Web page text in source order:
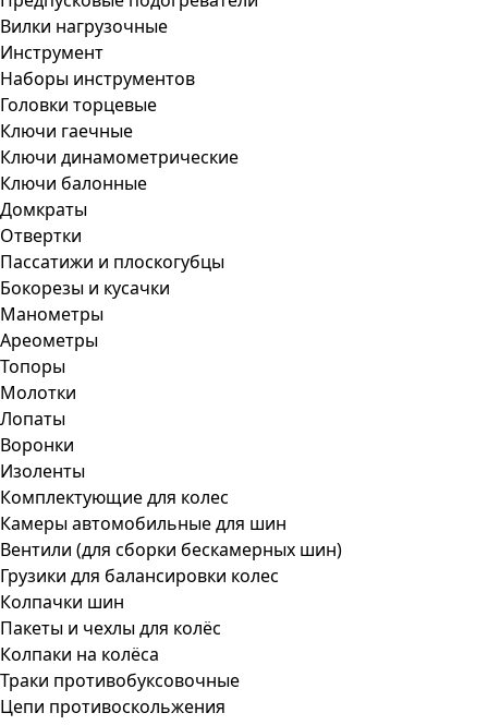
Вилки нагрузочные
Инструмент
Наборы инструментов
Головки торцевые
Ключи гаечные
Ключи динамометрические
Ключи балонные
Домкраты
Отвертки
Пассатижи и плоскогубцы
Бокорезы и кусачки
Манометры
Ареометры
Топоры
Молотки
Лопаты
Воронки
Изоленты
Комплектующие для колес
Камеры автомобильные для шин
Вентили (для сборки бескамерных шин)
Грузики для балансировки колес
Колпачки шин
Пакеты и чехлы для колёс
Колпаки на колёса
Траки противобуксовочные
Цепи противоскольжения